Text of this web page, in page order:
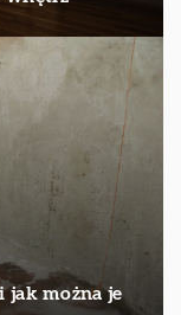
jak można je